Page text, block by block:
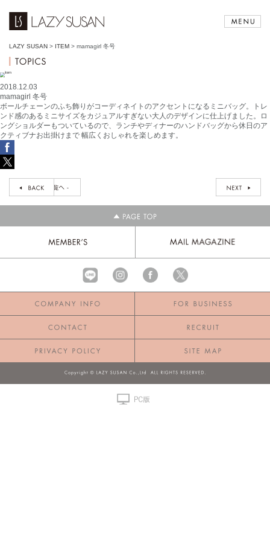
LAZY SUSAN > ITEM > mamagirl 冬号
2018.12.03
mamagirl 冬号
ボールチェーンのふち飾りがコーディネイトのアクセントになるミニバッグ。トレ
ンド感のあるミニサイズをカジュアルすぎない大人のデザインに仕上げました。ロ
ングショルダーもついているので、ランチやディナーのハンドバッグから休日のア
クティブナお出掛けまで 幅広くおしゃれを楽しめます。